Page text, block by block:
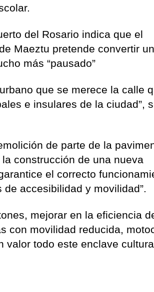
del Rosario indica que el
Maeztu pretende convertir
más “pausado”
que se merece la calle
e insulares de la ciudad”,
de parte de la
construcción de una nueva
el correcto
accesibilidad y movilidad”.
mejorar en la eficiencia
con movilidad reducida,
valor todo este enclave